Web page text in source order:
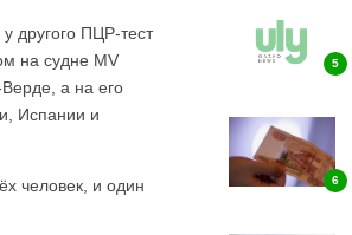
другого ПЦР-тест
на судне MV
а на его
Испании и
человек, и один
5
6